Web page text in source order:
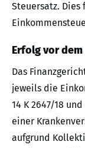
Steuersatz.
Erfolg vor
Das
jeweils die
14 K 2647/18
einer
aufgrund